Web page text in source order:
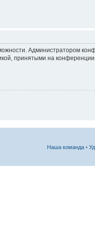
Администратором
принятыми на
Наша команда •